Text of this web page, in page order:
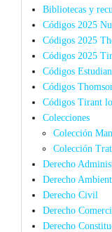
Bibliotecas y
Códigos 2025
Códigos 2025
Códigos 2025
Códigos
Códigos
Códigos Tirant
Colecciones
Colección
Colección
Derecho
Derecho
Derecho Civil
Derecho
Derecho